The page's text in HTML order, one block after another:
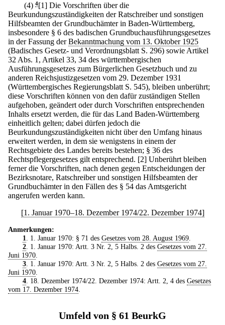
(4) 4[1] Die Vorschriften über die
Beurkundungszuständigkeiten der Ratschreiber und sonstigen
Hilfsbeamten der Grundbuchämter in Baden-Württemberg,
insbesondere § 6 des badischen Grundbuchausführungsgesetzes
in der Fassung derBekanntmachung vom 13. Oktober 1925
(Badisches Gesetz- und Verordnungsblatt S. 296) sowie Artikel
32 Abs. 1, Artikel 33, 34 des württembergischen
Ausführungsgesetzes zum Bürgerlichen Gesetzbuch und zu
anderen Reichsjustizgesetzen vom 29. Dezember 1931
(Württembergisches Regierungsblatt S. 545), bleiben unberührt;
diese Vorschriften können von den dafür zuständigen Stellen
aufgehoben, geändert oder durch Vorschriften entsprechenden
Inhalts ersetzt werden, die für das Land Baden-Württemberg
einheitlich gelten; dabei dürfen jedoch die
Beurkundungszuständigkeiten nicht über den Umfang hinaus
erweitert werden, in dem sie wenigstens in einem der
Rechtsgebiete des Landes bereits bestehen; § 36 des
Rechtspflegergesetzes gilt entsprechend. [2] Unberührt bleiben
ferner die Vorschriften, nach denen gegen Entscheidungen der
Bezirksnotare, Ratschreiber und sonstigen Hilfsbeamten der
Grundbuchämter in den Fällen des § 54 das Amtsgericht
angerufen werden kann.
[1. Januar 1970–18. Dezember 1974/22. Dezember 1974]
Anmerkungen:
1
. 1. Januar 1970: § 71 des Gesetzes vom 28. August 1969.
2. 1. Januar 1970: Artt. 3 Nr. 2, 5 Halbs. 2 des Gesetzes vom 27.
Juni 1970
3. 1. Januar 1970: Artt. 3 Nr. 2, 5 Halbs. 2 des Gesetzes vom 27.
Juni 1970
4. 18. Dezember 1974/22. Dezember 1974: Artt. 2, 4 des Gesetzes
vom 17. Dezember 1974
Umfeld von § 61 BeurkG